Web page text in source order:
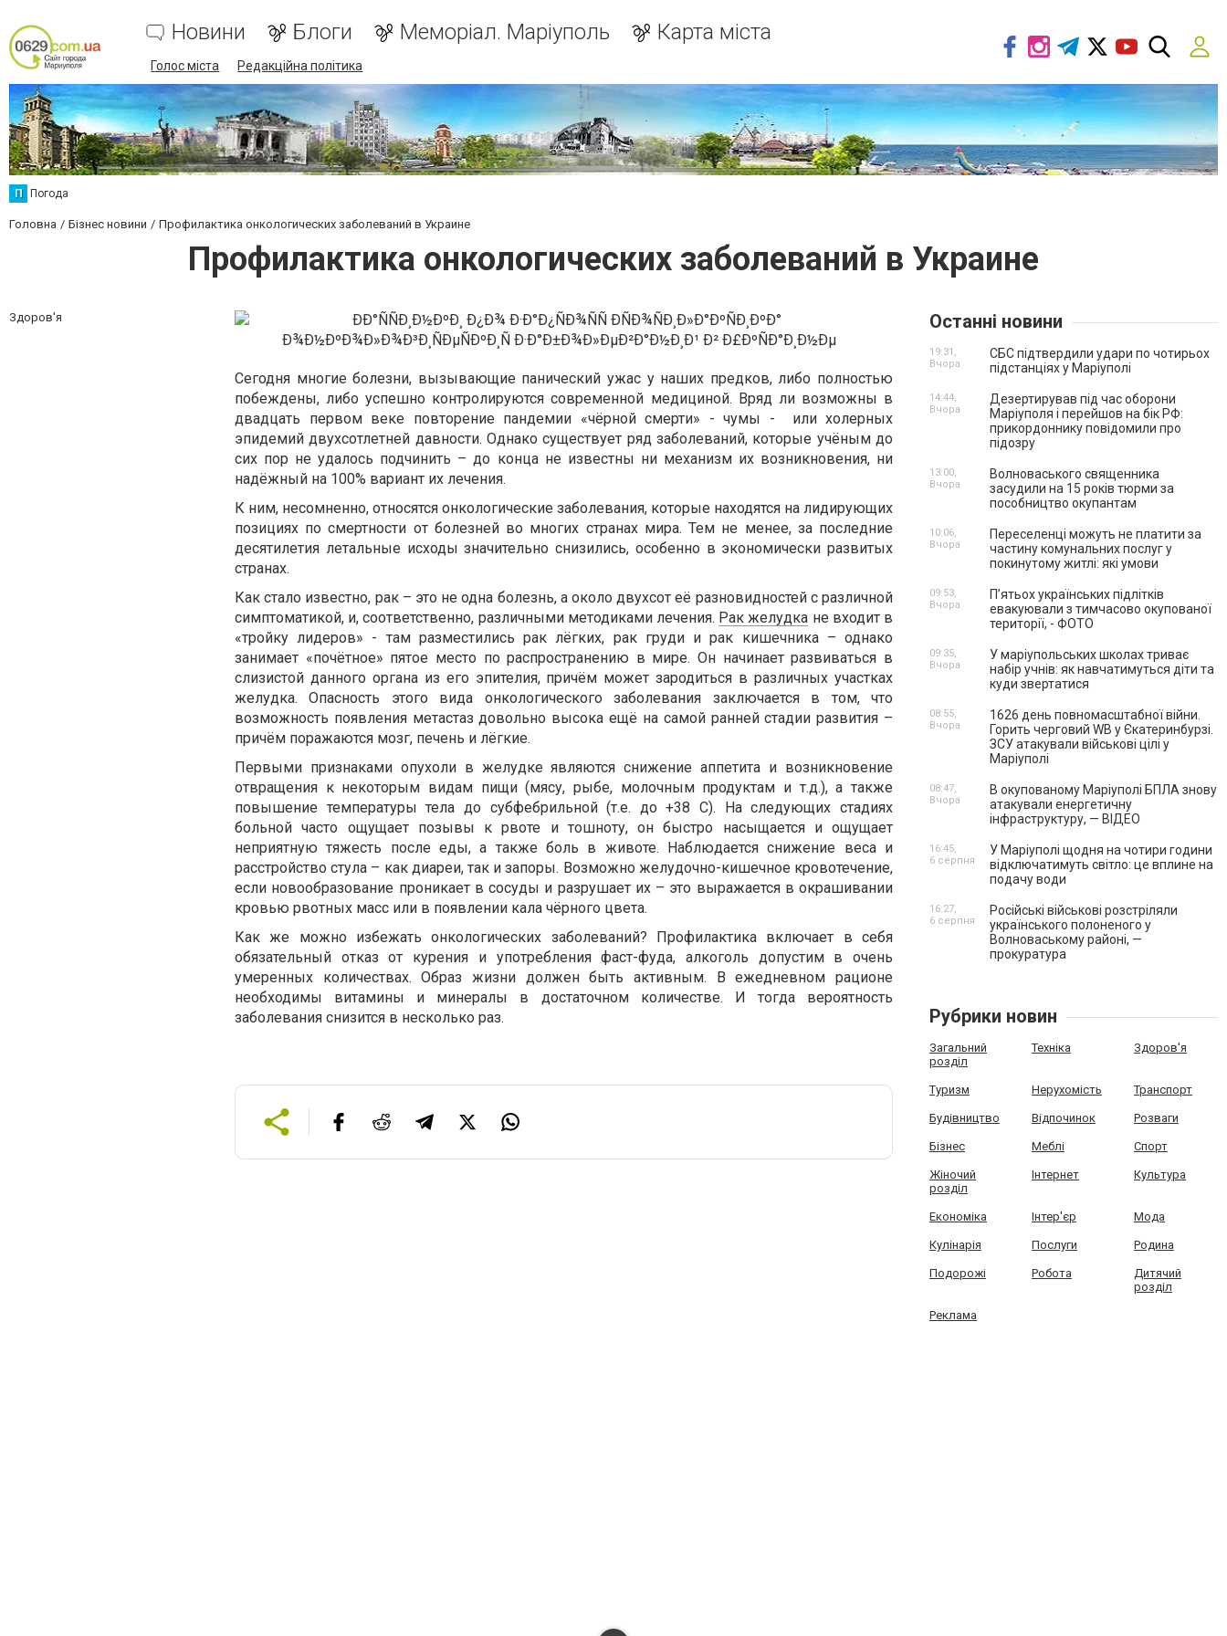
Новини Блоги Меморіал. Маріуполь Карта міста
Голос міста Редакційна політика
П Погода
Головна Бізнес новини Профилактика онкологических заболеваний в Украине
Профилактика онкологических заболеваний в Украине
Здоров'я
Сегодня многие болезни, вызывающие панический ужас у наших предков, либо полностью
побеждены, либо успешно контролируются современной медициной. Вряд ли возможны в
двадцать первом веке повторение пандемии «чёрной смерти» - чумы - или холерных
эпидемий двухсотлетней давности. Однако существует ряд заболеваний, которые учёным до
сих пор не удалось подчинить – до конца не известны ни механизм их возникновения, ни
надёжный на 100% вариант их лечения.
К ним, несомненно, относятся онкологические заболевания, которые находятся на лидирующих
позициях по смертности от болезней во многих странах мира. Тем не менее, за последние
десятилетия летальные исходы значительно снизились, особенно в экономически развитых
странах.
Как стало известно, рак – это не одна болезнь, а около двухсот её разновидностей с различной
симптоматикой, и, соответственно, различными методиками лечения. Рак желудка не входит в
«тройку лидеров» - там разместились рак лёгких, рак груди и рак кишечника – однако
занимает «почётное» пятое место по распространению в мире. Он начинает развиваться в
слизистой данного органа из его эпителия, причём может зародиться в различных участках
желудка. Опасность этого вида онкологического заболевания заключается в том, что
возможность появления метастаз довольно высока ещё на самой ранней стадии развития –
причём поражаются мозг, печень и лёгкие.
Первыми признаками опухоли в желудке являются снижение аппетита и возникновение
отвращения к некоторым видам пищи (мясу, рыбе, молочным продуктам и т.д.), а также
повышение температуры тела до субфебрильной (т.е. до +38 С). На следующих стадиях
больной часто ощущает позывы к рвоте и тошноту, он быстро насыщается и ощущает
неприятную тяжесть после еды, а также боль в животе. Наблюдается снижение веса и
расстройство стула – как диареи, так и запоры. Возможно желудочно-кишечное кровотечение,
если новообразование проникает в сосуды и разрушает их – это выражается в окрашивании
кровью рвотных масс или в появлении кала чёрного цвета.
Как же можно избежать онкологических заболеваний? Профилактика включает в себя
обязательный отказ от курения и употребления фаст-фуда, алкоголь допустим в очень
умеренных количествах. Образ жизни должен быть активным. В ежедневном рационе
необходимы витамины и минералы в достаточном количестве. И тогда вероятность
заболевания снизится в несколько раз.
Останні новини
СБС підтвердили удари по чотирьох
підстанціях у Маріуполі
19:31,
Вчора
Дезертирував під час оборони
Маріуполя і перейшов на бік РФ:
прикордоннику повідомили про
підозру
14:44,
Вчора
Волноваського священника
засудили на 15 років тюрми за
пособництво окупантам
13:00,
Вчора
Переселенці можуть не платити за
частину комунальних послуг у
покинутому житлі: які умови
10:06,
Вчора
П’ятьох українських підлітків
евакуювали з тимчасово окупованої
території, - ФОТО
09:53,
Вчора
У маріупольських школах триває
набір учнів: як навчатимуться діти та
куди звертатися
09:35,
Вчора
1626 день повномасштабної війни.
Горить черговий WB у Єкатеринбурзі.
ЗСУ атакували військові цілі у
Маріуполі
08:55,
Вчора
В окупованому Маріуполі БПЛА знову
атакували енергетичну
інфраструктуру, — ВІДЕО
08:47,
Вчора
У Маріуполі щодня на чотири години
відключатимуть світло: це вплине на
подачу води
16:45,
6 серпня
Російські військові розстріляли
українського полоненого у
Волноваському районі, —
прокуратура
16:27,
6 серпня
Рубрики новин
Загальний
розділ
Техніка Здоров'я
Туризм Нерухомість Транспорт
Будівництво Відпочинок Розваги
Бізнес Меблі Спорт
Жіночий
розділ
Інтернет Культура
Економіка Інтер'єр Мода
Кулінарія Послуги Родина
Подорожі Робота
Дитячий
розділ
Реклама